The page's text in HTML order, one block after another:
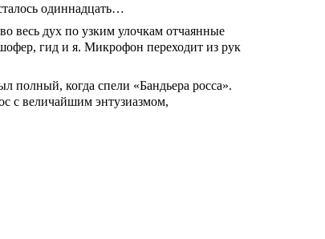
одиннадцать…
весь дух по узким улочкам отчаянные
гид и я. Микрофон переходит из рук
когда спели «Бандьера росса».
с величайшим энтузиазмом,